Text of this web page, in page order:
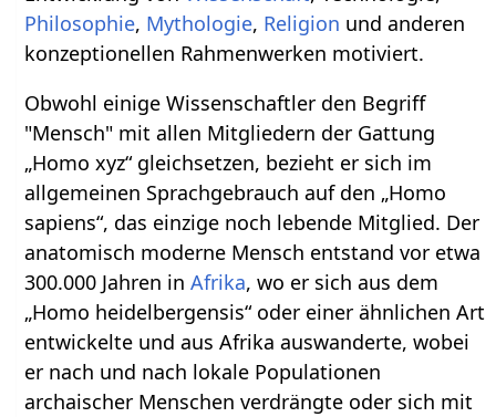
Philosophie, Mythologie, Religion und anderen
konzeptionellen Rahmenwerken motiviert.
Obwohl einige Wissenschaftler den Begriff
"Mensch" mit allen Mitgliedern der Gattung
„Homo xyz“ gleichsetzen, bezieht er sich im
allgemeinen Sprachgebrauch auf den „Homo
sapiens“, das einzige noch lebende Mitglied. Der
anatomisch moderne Mensch entstand vor etwa
300.000 Jahren inAfrika, wo er sich aus dem
„Homo heidelbergensis“ oder einer ähnlichen Art
entwickelte und aus Afrika auswanderte, wobei
er nach und nach lokale Populationen
archaischer Menschen verdrängte oder sich mit